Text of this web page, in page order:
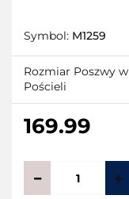
Symbol: M1259
Rozmiar Poszwy w
Pościeli
169.99